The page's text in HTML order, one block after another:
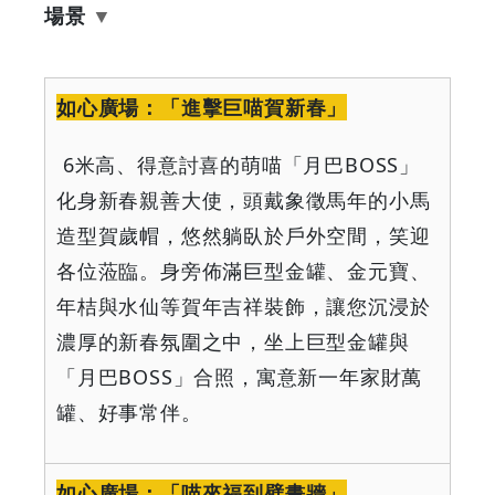
場景
如心廣場：「進擊巨喵賀新春」
6米高、得意討喜的萌喵「月巴BOSS 」
化身新春親善大使，頭戴象徵馬年的小馬
造型賀歲帽，悠然躺臥於戶外空間，笑迎
各位蒞臨。身旁佈滿巨型金罐、金元寶、
年桔與水仙等賀年吉祥裝飾，讓您沉浸於
濃厚的新春氛圍之中，坐上巨型金罐與
「月巴BOSS 」合照，寓意新一年家財萬
罐、好事常伴。